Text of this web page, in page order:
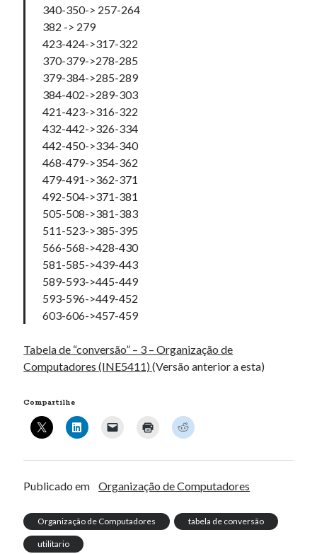
ScottFahemEnfim, publicando informações…
Mejdynarodnie plateji_lfSi
JasonemMulti-User YOURLS Plugin.
Narkolog na dom_isMlemCompilando para Teensy 3.0 no Windows
utilizando Makefile
slots ohne Verifizierung emLista encadeada, Estrutura de dados.
340-350-> 257-264
382 -> 279
423-424->317-322
370-379->278-285
379-384->285-289
384-402->289-303
421-423->316-322
432-442->326-334
442-450->334-340
468-479->354-362
479-491->362-371
492-504->371-381
505-508->381-383
511-523->385-395
566-568->428-430
581-585->439-443
589-593->445-449
593-596->449-452
603-606->457-459
Tabela de “conversão” – 3 – Organização de
Computadores (INE5411)(Versão anterior a esta)
Compartilhe
Publicado em Organização de Computadores
Organização de Computadores tabela de conversão
utilitario